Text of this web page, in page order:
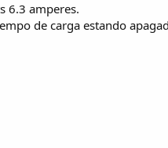
6.3 amperes.
de carga estando